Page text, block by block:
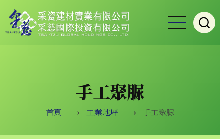
主
手工聚脲
首頁 ⟶ 工業地坪 ⟶ 手工聚脲